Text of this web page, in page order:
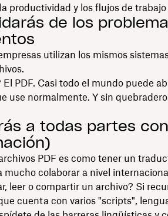
productividad y los flujos de
de los
utilizan los mismos
El PDF. Casi todo el mundo puede
use normalmente. Y sin
a todas partes
PDF es como tener un
mucho colaborar a nivel
leer o compartir un archivo? Si
cuenta con varios "scripts",